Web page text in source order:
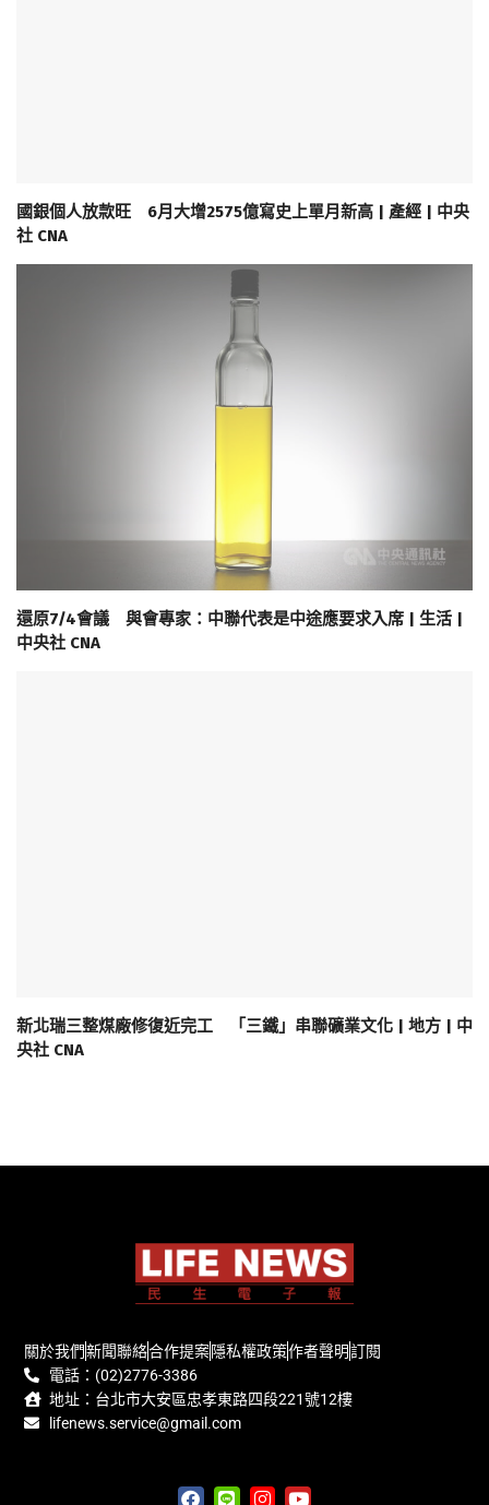
國銀個人放款旺 6月大增2575億寫史上單月新高 | 產經 | 中央
社 CNA
還原7/4會議 與會專家：中聯代表是中途應要求入席 | 生活 |
中央社 CNA
新北瑞三整煤廠修復近完工 「三鐵」串聯礦業文化 | 地方 | 中
央社 CNA
關於我們新聞聯絡合作提案隱私權政策作者聲明訂閱
電話：(02)2776-3386
地址：台北市大安區忠孝東路四段221號12樓
lifenews.service@gmail.com